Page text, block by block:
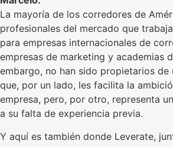
La mayoría de los corredores de
profesionales del mercado que
para empresas internacionales de
empresas de marketing y academias
embargo, no han sido propietarios de
que, por un lado, les facilita la
empresa, pero, por otro, representa
a su falta de experiencia previa.
Y aquí es también donde Leverate,